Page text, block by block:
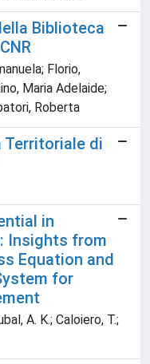
Biblioteca
Florio,
Maria Adelaide;
Roberta
Territoriale di
in
Insights from
Equation and
for
A. K.; Caloiero, T.;